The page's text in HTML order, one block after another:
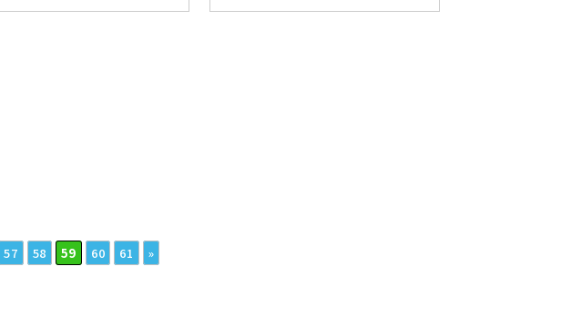
57 58 59 60 61 »